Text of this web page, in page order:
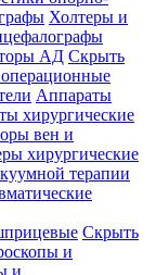
Холтеры и
АД Скрыть
Аппараты
хирургические
вен и
хирургические
терапии
Скрыть
и
и